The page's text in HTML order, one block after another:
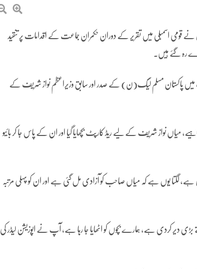
قومی اسمبلی میں تقریر کے دوران حکمران جماعت کے اقدامات پر تنقید
رہ گئے ہیں۔
میں پاکستان مسلم لیگ(ن) کے صدر اور سابق وزیراعظم نواز شریف کے
میاں نواز شریف کے لیے ریڈ کارپٹ بچھایا گیا اور ان کے پاس جا کر بائیو
ہے، لگتا یوں ہے کہ میاں صاحب کو آزادی مل گئی ہے اور ان کو پہلی مرتبہ
دیر کردی ہے، ہمارے بچوں کو اٹھایا جا رہا ہے، آپ نے اپوزیشن لیڈر کی